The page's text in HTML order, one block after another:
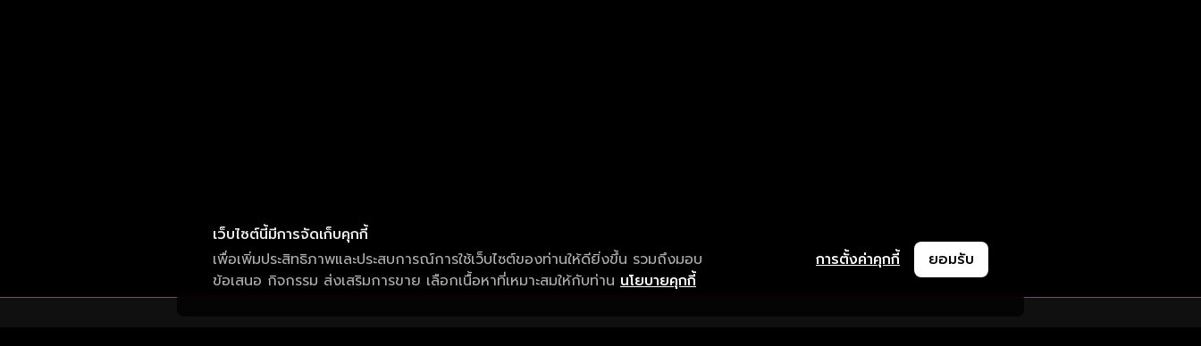
เว็บไซต์นี้มีการจัดเก็บคุกกี้
เพื่อเพิ่มประสิทธิภาพและประสบการณ์การใช้เว็บไซต์ของท่านให้ดียิ่งขึ้น รวมถึงมอบ
ข้อเสนอ กิจกรรม ส่งเสริมการขาย เลือกเนื้อหาที่เหมาะสมให้กับท่าน นโยบายคุกกี้
การตั้งค่าคุกกี้ ยอมรับ